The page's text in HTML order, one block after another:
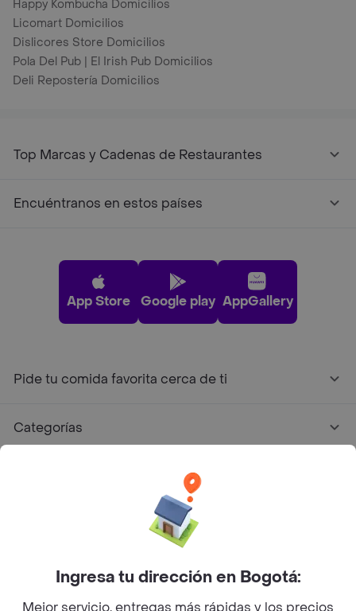
Happy Kombucha Domicilios
Licomart Domicilios
Dislicores Store Domicilios
Pola Del Pub | El Irish Pub Domicilios
Deli Repostería Domicilios
Top Marcas y Cadenas de Restaurantes
Encuéntranos en estos países
App Store Google play AppGallery
Pide tu comida favorita cerca de ti
Categorías
Facebook
Twitter
Instagram
Ingresa tu dirección en Bogotá:
Mejor servicio, entregas más rápidas y los precios